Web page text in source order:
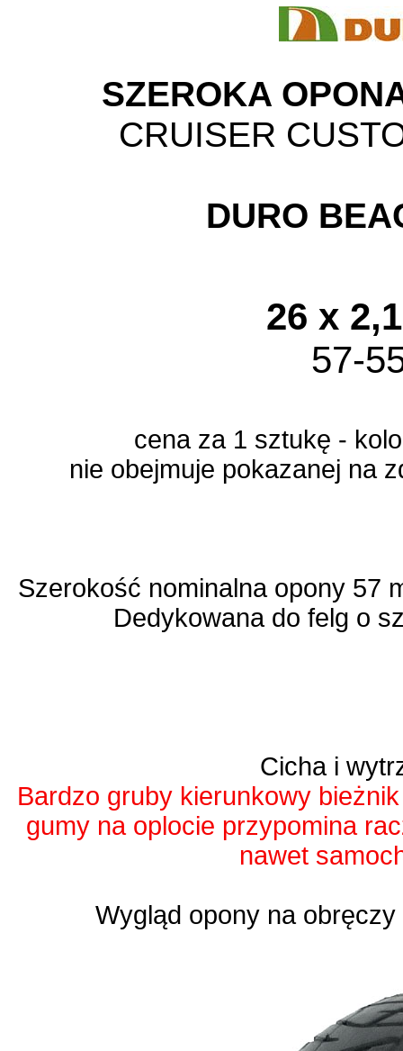
SZEROKA
CRUISER
DURO
26 x
57-
cena za 1 sztukę -
nie obejmuje pokazanej na
Szerokość nominalna opony 57
Dedykowana do felg o
Cicha i
Bardzo gruby kierunkowy
gumy na oplocie przypomina
nawet
Wygląd opony na